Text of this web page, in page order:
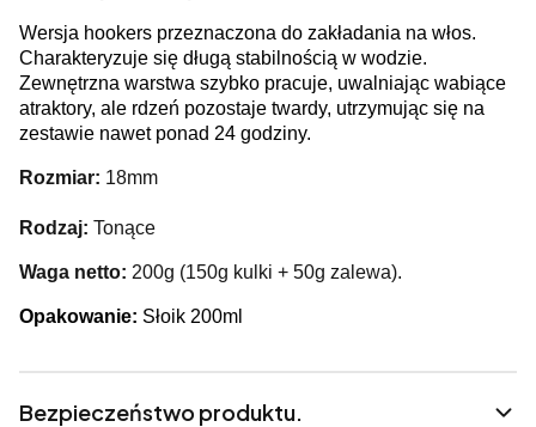
Wersja hookers przeznaczona do zakładania na włos.
Charakteryzuje się długą stabilnością w wodzie.
Zewnętrzna warstwa szybko pracuje, uwalniając wabiące
atraktory, ale rdzeń pozostaje twardy, utrzymując się na
zestawie nawet ponad 24 godziny.
Rozmiar: 18mm
Rodzaj: Tonące
Waga netto: 200g (150g kulki + 50g zalewa).
Opakowanie: Słoik 200ml
Bezpieczeństwo produktu.